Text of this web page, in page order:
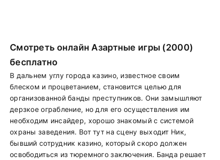
Смотреть онлайн Азартные игры (2000)
бесплатно
В дальнем углу города казино, известное своим
блеском и процветанием, становится целью для
организованной банды преступников. Они замышляют
дерзкое ограбление, но для его осуществления им
необходим инсайдер, хорошо знакомый с системой
охраны заведения. Вот тут на сцену выходит Ник,
бывший сотрудник казино, который скоро должен
освободиться из тюремного заключения. Банда решает